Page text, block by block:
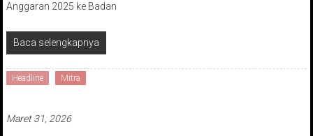
Anggaran 2025 ke Badan
Baca selengkapnya
Headline Mitra
Maret 31, 2026